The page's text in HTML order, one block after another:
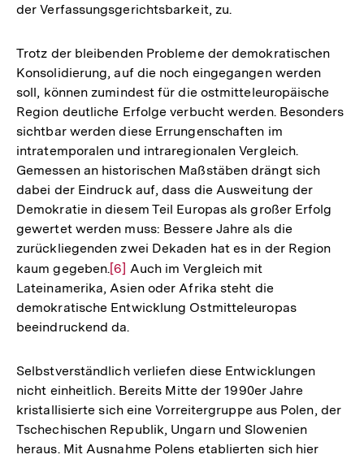
der Verfassungsgerichtsbarkeit, zu.
Trotz der bleibenden Probleme der demokratischen
Konsolidierung, auf die noch eingegangen werden
soll, können zumindest für die ostmitteleuropäische
Region deutliche Erfolge verbucht werden. Besonders
sichtbar werden diese Errungenschaften im
intratemporalen und intraregionalen Vergleich.
Gemessen an historischen Maßstäben drängt sich
dabei der Eindruck auf, dass die Ausweitung der
Demokratie in diesem Teil Europas als großer Erfolg
gewertet werden muss: Bessere Jahre als die
zurückliegenden zwei Dekaden hat es in der Region
kaum gegeben.Zur
Auflösung
der
Fußnote
[6] Auch im Vergleich mit
Lateinamerika, Asien oder Afrika steht die
demokratische Entwicklung Ostmitteleuropas
beeindruckend da.
Selbstverständlich verliefen diese Entwicklungen
nicht einheitlich. Bereits Mitte der 1990er Jahre
kristallisierte sich eine Vorreitergruppe aus Polen, der
Tschechischen Republik, Ungarn und Slowenien
heraus. Mit Ausnahme Polens etablierten sich hier